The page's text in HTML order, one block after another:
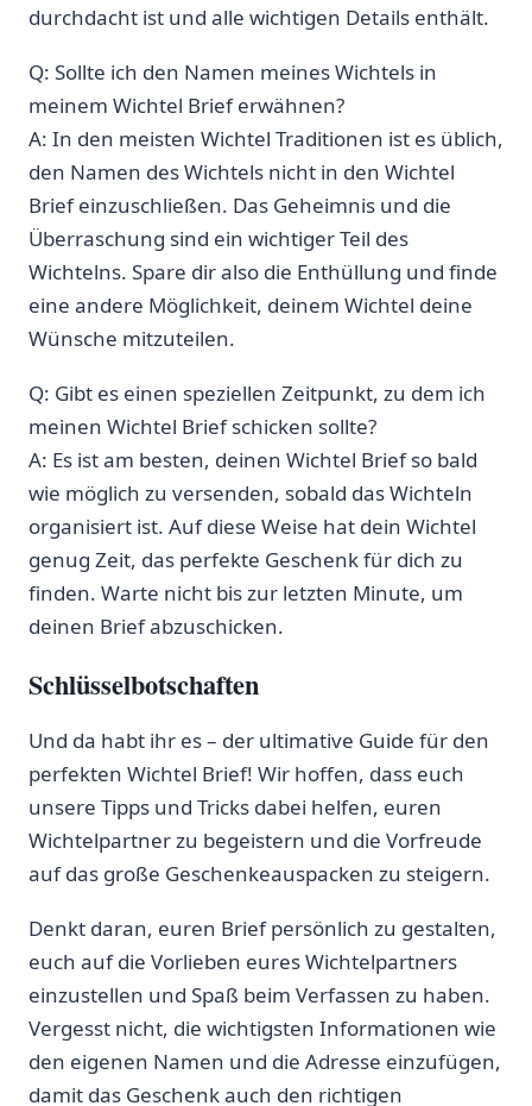
durchdacht ist und alle wichtigen Details enthält.
Q: Sollte ich den Namen meines Wichtels in
meinem Wichtel Brief erwähnen?
A: In den meisten Wichtel Traditionen ist es üblich,
den Namen des Wichtels nicht in den Wichtel
Brief einzuschließen. Das Geheimnis und die
Überraschung sind ein wichtiger Teil des
Wichtelns. Spare dir also die Enthüllung und finde
eine andere Möglichkeit, deinem Wichtel deine
Wünsche mitzuteilen.
Q: Gibt es einen speziellen Zeitpunkt, zu dem ich
meinen Wichtel Brief schicken sollte?
A: Es ist am besten, deinen Wichtel Brief so bald
wie möglich zu versenden, sobald das Wichteln
organisiert ist. Auf diese Weise hat dein Wichtel
genug Zeit, das perfekte Geschenk für dich zu
finden. Warte nicht bis zur letzten Minute, um
deinen Brief abzuschicken.
Schlüsselbotschaften
Und da habt ihr es – der ultimative Guide für den
perfekten Wichtel Brief! Wir hoffen, dass euch
unsere Tipps und Tricks dabei helfen, euren
Wichtelpartner zu begeistern und die Vorfreude
auf das große Geschenkeauspacken zu steigern.
Denkt daran, euren Brief persönlich zu gestalten,
euch auf die Vorlieben eures Wichtelpartners
einzustellen und Spaß beim Verfassen zu haben.
Vergesst nicht, die wichtigsten Informationen wie
den eigenen Namen und die Adresse einzufügen,
damit das Geschenk auch den richtigen